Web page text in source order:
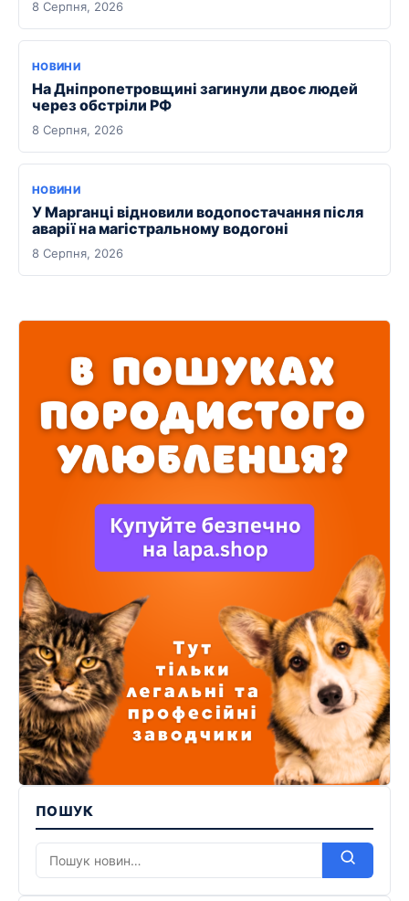
8 Серпня, 2026
НОВИНИ
На Дніпропетровщині загинули двоє людей
через обстріли РФ
8 Серпня, 2026
НОВИНИ
У Марганці відновили водопостачання після
аварії на магістральному водогоні
8 Серпня, 2026
ПОШУК